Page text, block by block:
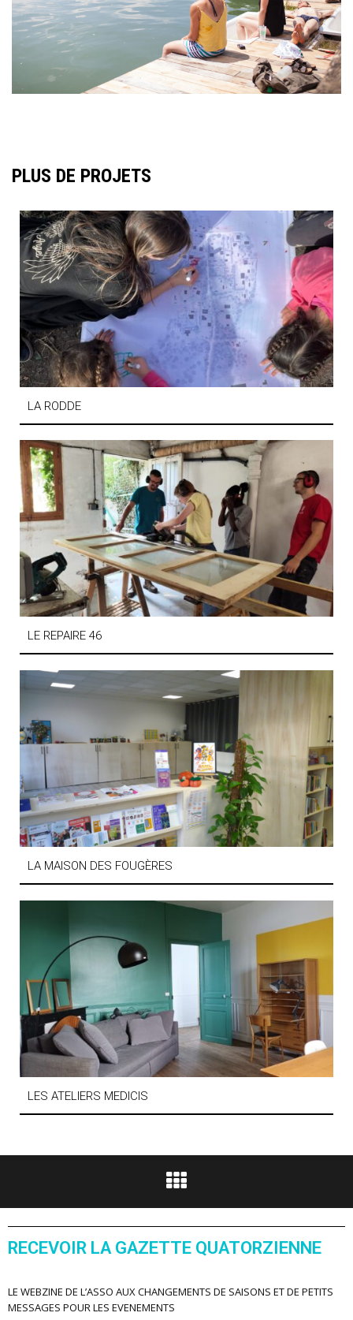
PLUS DE PROJETS
LA RODDE
LE REPAIRE 46
LA MAISON DES FOUGÈRES
LES ATELIERS MEDICIS
RECEVOIR LA GAZETTE QUATORZIENNE
LE WEBZINE DE L’ASSO AUX CHANGEMENTS DE SAISONS ET DE PETITS
MESSAGES POUR LES EVENEMENTS